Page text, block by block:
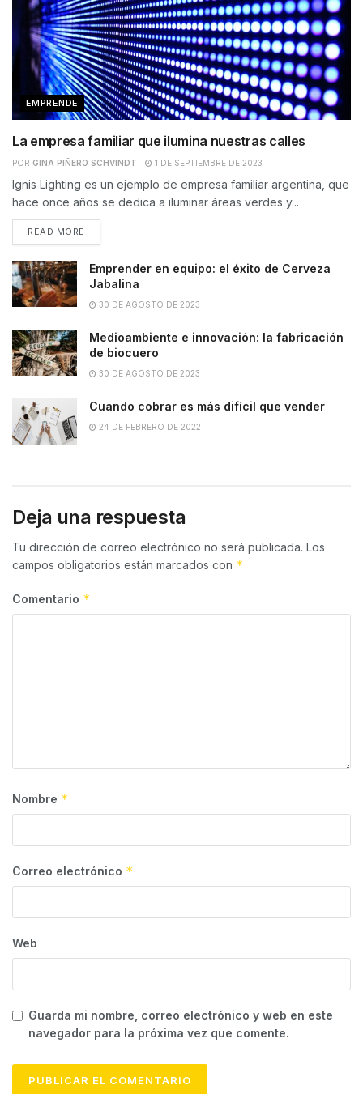
EMPRENDE
La empresa familiar que ilumina nuestras calles
POR GINA PIÑERO SCHVINDT 1 DE SEPTIEMBRE DE 2023
Ignis Lighting es un ejemplo de empresa familiar argentina, que
hace once años se dedica a iluminar áreas verdes y...
READ MORE
Emprender en equipo: el éxito de Cerveza
Jabalina
30 DE AGOSTO DE 2023
Medioambiente e innovación: la fabricación
de biocuero
30 DE AGOSTO DE 2023
Cuando cobrar es más difícil que vender
24 DE FEBRERO DE 2022
Deja una respuesta
Tu dirección de correo electrónico no será publicada. Los
campos obligatorios están marcados con *
Comentario *
Nombre *
Correo electrónico *
Web
Guarda mi nombre, correo electrónico y web en este
navegador para la próxima vez que comente.